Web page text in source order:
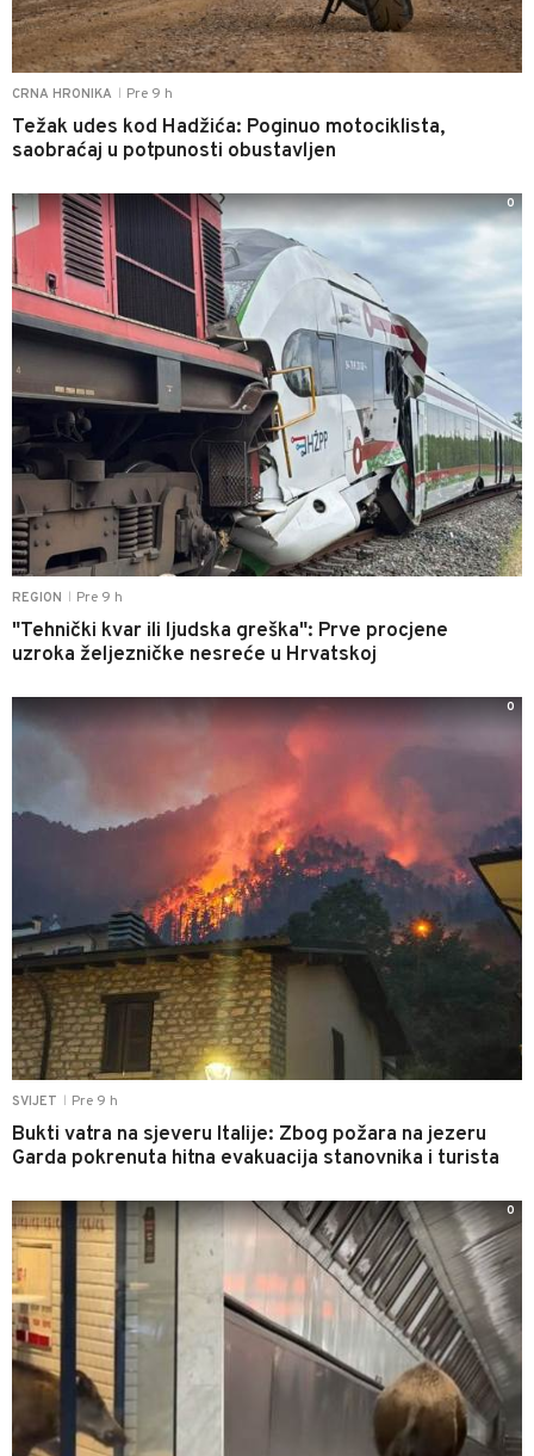
CRNA HRONIKA Pre 9 h
Težak udes kod Hadžića: Poginuo motociklista,
saobraćaj u potpunosti obustavljen
REGION Pre 9 h
"Tehnički kvar ili ljudska greška": Prve procjene
uzroka željezničke nesreće u Hrvatskoj
0
SVIJET Pre 9 h
Bukti vatra na sjeveru Italije: Zbog požara na jezeru
Garda pokrenuta hitna evakuacija stanovnika i turista
0
0